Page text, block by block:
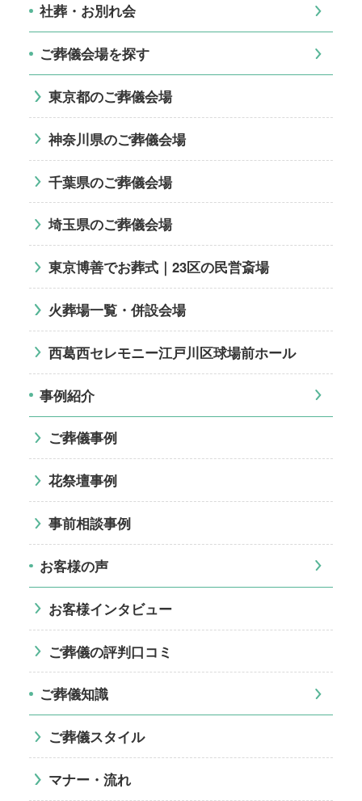
社葬・お別れ会
ご葬儀会場を探す
東京都のご葬儀会場
神奈川県のご葬儀会場
千葉県のご葬儀会場
埼玉県のご葬儀会場
東京博善でお葬式｜23区の民営斎場
火葬場一覧・併設会場
西葛西セレモニー江戸川区球場前ホール
事例紹介
ご葬儀事例
花祭壇事例
事前相談事例
お客様の声
お客様インタビュー
ご葬儀の評判口コミ
ご葬儀知識
ご葬儀スタイル
マナー・流れ